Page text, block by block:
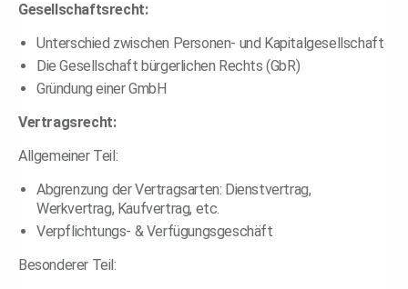
Gesellschaftsrecht:
Unterschied zwischen Personen- und Kapitalgesellschaft
Die Gesellschaft bürgerlichen Rechts (GbR)
Gründung einer GmbH
Vertragsrecht:
Allgemeiner Teil:
Abgrenzung der Vertragsarten: Dienstvertrag,
Werkvertrag, Kaufvertrag, etc.
Verpflichtungs- & Verfügungsgeschäft
Besonderer Teil: